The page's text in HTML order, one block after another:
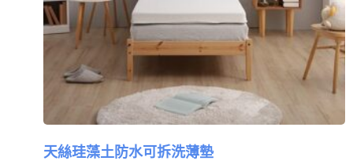
天絲珪藻土防水可拆洗薄墊